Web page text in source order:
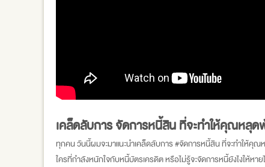
เคล็ดลับการ จัดการหนี้สิน ที่จะทำให้คุณหลุ
ทุกคน วันนี้ผมจะมาแนะนำเคล็ดลับการ #จัดการหนี้สิน ที่จะทำให้คุ
ใครที่กำลังหนักใจกับหนี้บัตรเครดิต หรือไม่รู้จะจัดการหนี้ยังไงให้หา